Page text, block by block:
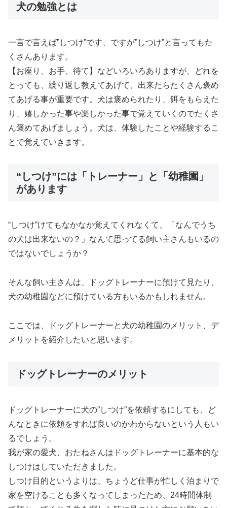
犬の勉強とは
一言で言えば”しつけ”です、ですが”しつけ”と言ってもた
くさんあります。
【お座り、お手、待て】などいろいろありますが、どれを
とっても、繰り返し教えてあげて、出来たらたくさん褒め
てあげる事が重要です。犬は褒められたり、餌をもらえた
り、嬉しかった事や楽しかった事で覚えていくのでたくさ
ん褒めてあげましょう。犬は、体験したことや経験するこ
とで覚えていきます。
“しつけ”には「トレーナー」と「幼稚園」
があります
“しつけ”けてもなかなか覚えてくれなくて、「なんでうち
の犬は出来ないの？」なんて思ってる飼い主さんもいるの
ではないでしょうか？
そんな飼い主さんは、ドッグトレーナーに預けて見たり、
犬の幼稚園などに預けている方もいるかもしれません。
ここでは、ドッグトレーナーと犬の幼稚園のメリット、デ
メリットを紹介したいと思います。
ドッグトレーナーのメリット
ドッグトレーナーに犬の”しつけ”を依頼するにしても、ど
んなときに依頼をすれば良いのかわからないという人もい
るでしょう。
我が家の愛犬、おたねさんはドッグトレーナーに基本的な
しつけはしていただきました。
しつけ目的というよりは、ちょうど仕事が忙しく泊まりで
家を空けることも多くなってしまったため、24時間体制